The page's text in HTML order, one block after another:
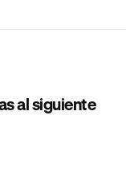
al siguiente